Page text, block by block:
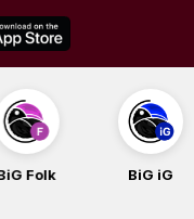
Folk BiG iG